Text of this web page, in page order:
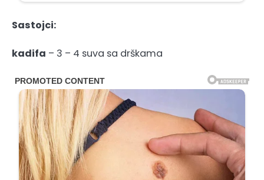
Sastojci:
kadifa – 3 – 4 suva sa drškama